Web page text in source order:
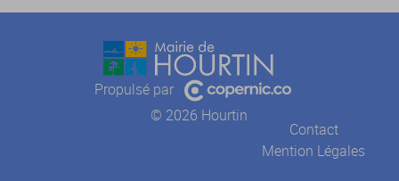
Propulsé par
© 2026 Hourtin
Contact
Mention Légales